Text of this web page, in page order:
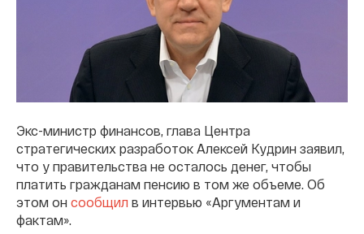
Экс-министр финансов, глава Центра
стратегических разработок Алексей Кудрин заявил,
что у правительства не осталось денег, чтобы
платить гражданам пенсию в том же объеме. Об
этом он сообщил в интервью «Аргументам и
фактам».